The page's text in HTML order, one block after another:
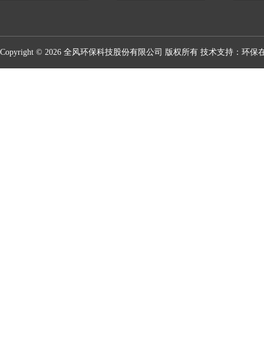
Copyright © 2026 全风环保科技股份有限公司 版权所有 技术支持： 环保